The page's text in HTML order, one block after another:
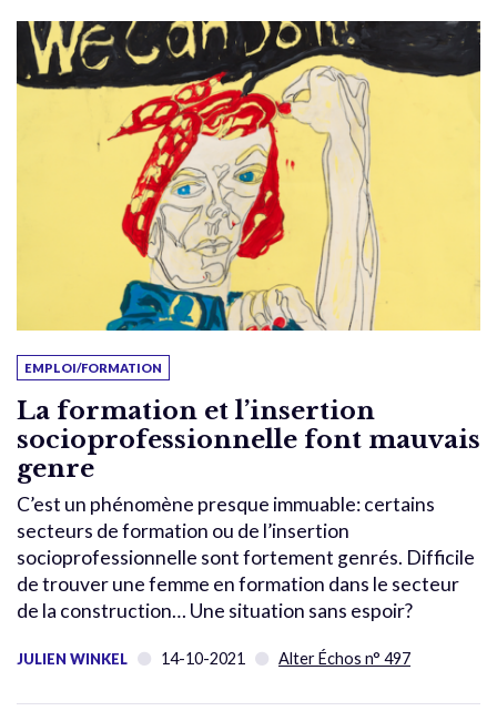
EMPLOI/FORMATION
La formation et l’insertion
socioprofessionnelle font mauvais
genre
C’est un phénomène presque immuable: certains
secteurs de formation ou de l’insertion
socioprofessionnelle sont fortement genrés. Difficile
de trouver une femme en formation dans le secteur
de la construction… Une situation sans espoir?
JULIEN WINKEL 14-10-2021 Alter Échos n° 497